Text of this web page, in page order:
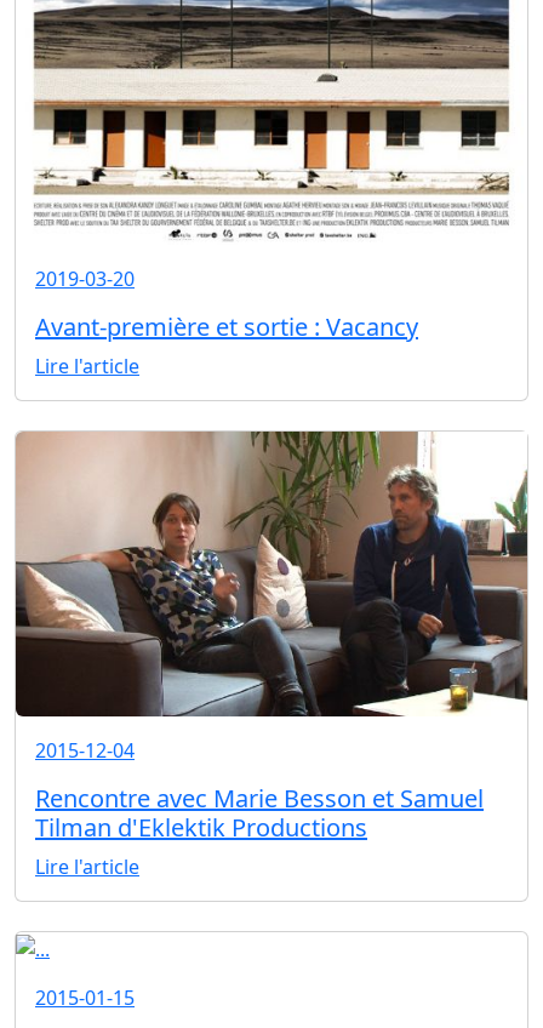
2019-03-20
Avant-première et sortie : Vacancy
Lire l'article
2015-12-04
Rencontre avec Marie Besson et Samuel
Tilman d'Eklektik Productions
Lire l'article
2015-01-15